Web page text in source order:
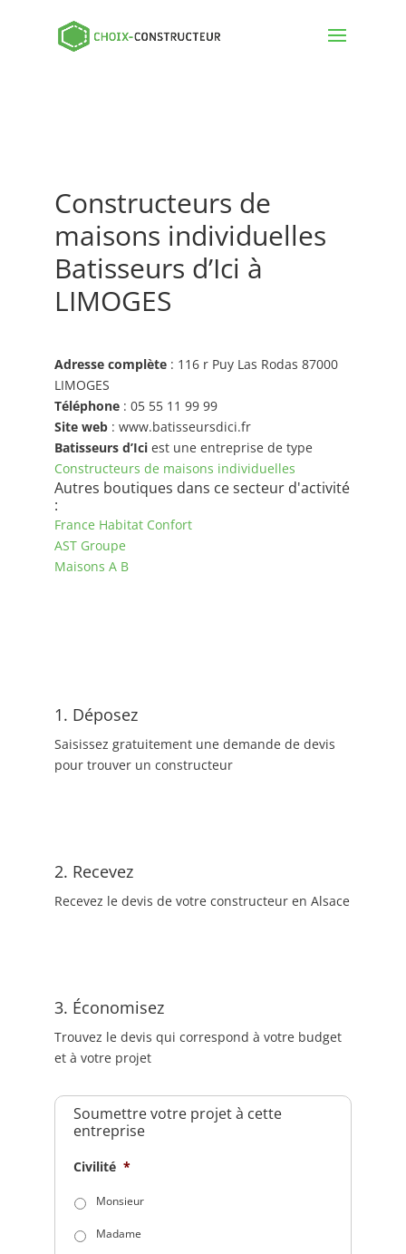
Constructeurs de
maisons individuelles
Batisseurs d’Ici à
LIMOGES
Adresse complète: 116 r Puy Las Rodas 87000
LIMOGES
Téléphone: 05 55 11 99 99
Site web: www.batisseursdici.fr
Batisseurs d’Iciest une entreprise de type
Constructeurs de maisons individuelles
Autres boutiques dans ce secteur d'activité
:
France Habitat Confort
AST Groupe
Maisons A B
1. Déposez
Saisissez gratuitement une demande de devis
pour trouver un constructeur
2. Recevez
Recevez le devis de votre constructeur en Alsace
3. Économisez
Trouvez le devis qui correspond à votre budget
et à votre projet
Soumettre votre projet à cette
entreprise
Civilité *
Monsieur
Madame